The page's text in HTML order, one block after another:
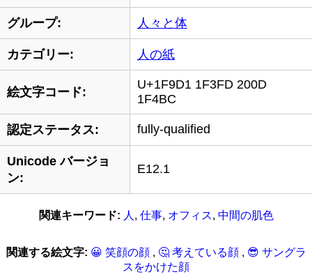
グループ: 人々と体
カテゴリー: 人の紙
絵文字コード:
U+1F9D1 1F3FD 200D
1F4BC
認定ステータス: fully-qualified
Unicode バージョ
ン:
E12.1
関連キーワード: 人 , 仕事, オフィス, 中間の肌色
関連する絵文字: 😀 笑顔の顔 , 🤔 考えている顔 , 😎 サングラ
スをかけた顔